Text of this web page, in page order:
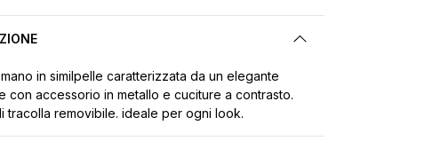
in similpelle caratterizzata da un elegante
con accessorio in metallo e cuciture a contrasto.
tracolla removibile. ideale per ogni look.